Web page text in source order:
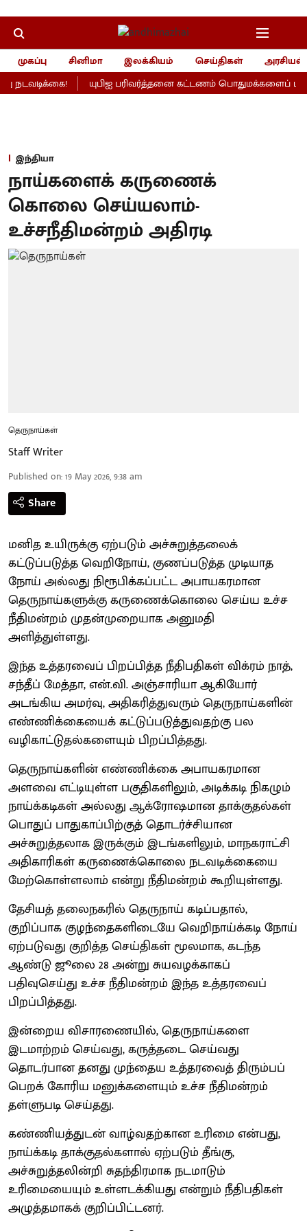
முகப்பு சினிமா இலக்கியம் செய்திகள்
அரசியல்
யுபிஐ பரிவர்த்தனை கட்டணம் பொதுமக்களைப்
இந்தியா
நாய்களைக் கருணைக்
கொலை செய்யலாம்-
உச்சநீதிமன்றம் அதிரடி
தெருநாய்கள்
Staff Writer
Published on:19 May 2026, 9:38 am
Share
மனித உயிருக்கு ஏற்படும் அச்சுறுத்தலைக்
கட்டுப்படுத்த வெறிநோய், குணப்படுத்த முடியாத
நோய் அல்லது நிரூபிக்கப்பட்ட அபாயகரமான
தெருநாய்களுக்கு கருணைக்கொலை செய்ய உச்ச
நீதிமன்றம் முதன்முறையாக அனுமதி
அளித்துள்ளது.
இந்த உத்தரவைப் பிறப்பித்த நீதிபதிகள் விக்ரம் நாத்,
சந்தீப் மேத்தா, என்.வி. அஞ்சாரியா ஆகியோர்
அடங்கிய அமர்வு, அதிகரித்துவரும் தெருநாய்களின்
எண்ணிக்கையைக் கட்டுப்படுத்துவதற்கு பல
வழிகாட்டுதல்களையும் பிறப்பித்தது.
தெருநாய்களின் எண்ணிக்கை அபாயகரமான
அளவை எட்டியுள்ள பகுதிகளிலும், அடிக்கடி நிகழும்
நாய்க்கடிகள் அல்லது ஆக்ரோஷமான தாக்குதல்கள்
பொதுப் பாதுகாப்பிற்குத் தொடர்ச்சியான
அச்சுறுத்தலாக இருக்கும் இடங்களிலும், மாநகராட்சி
அதிகாரிகள் கருணைக்கொலை நடவடிக்கையை
மேற்கொள்ளலாம் என்று நீதிமன்றம் கூறியுள்ளது.
தேசியத் தலைநகரில் தெருநாய் கடிப்பதால்,
குறிப்பாக குழந்தைகளிடையே வெறிநாய்க்கடி நோய்
ஏற்படுவது குறித்த செய்திகள் மூலமாக, கடந்த
ஆண்டு ஜூலை 28 அன்று சுயவழக்காகப்
பதிவுசெய்து உச்ச நீதிமன்றம் இந்த உத்தரவைப்
பிறப்பித்தது.
இன்றைய விசாரணையில், தெருநாய்களை
இடமாற்றம் செய்வது, கருத்தடை செய்வது
தொடர்பான தனது முந்தைய உத்தரவைத் திரும்பப்
பெறக் கோரிய மனுக்களையும் உச்ச நீதிமன்றம்
தள்ளுபடி செய்தது.
கண்ணியத்துடன் வாழ்வதற்கான உரிமை என்பது,
நாய்க்கடி தாக்குதல்களால் ஏற்படும் தீங்கு,
அச்சுறுத்தலின்றி சுதந்திரமாக நடமாடும்
உரிமையையும் உள்ளடக்கியது என்றும் நீதிபதிகள்
அழுத்தமாகக் குறிப்பிட்டனர்.